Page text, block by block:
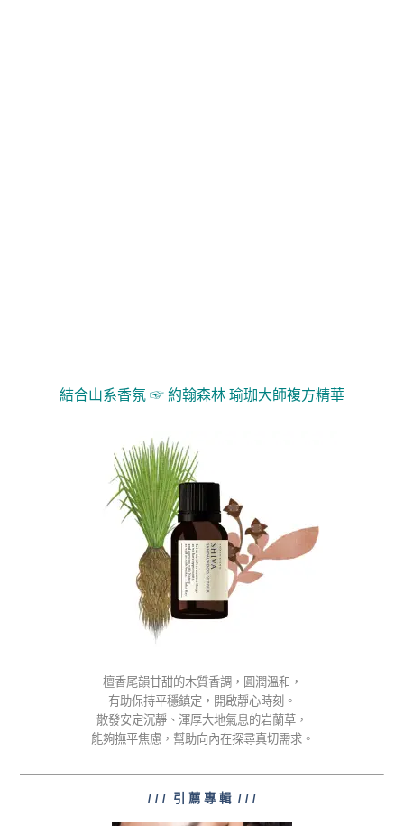
結合山系香氛 ☞ 約翰森林 瑜珈大師複方精華
檀香尾韻甘甜的木質香調，圓潤溫和，
有助保持平穩鎮定，開啟靜心時刻。
散發安定沉靜、渾厚大地氣息的岩蘭草，
能夠撫平焦慮，幫助向內在探尋真切需求。
/ / / 引 薦 專 輯 / / /